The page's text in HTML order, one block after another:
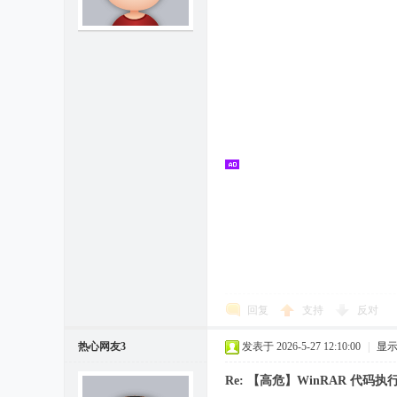
回复 支持 反对
热心网友3 发表于 2026-5-27 12:10:00 显
Re: 【高危】WinRAR 代码执